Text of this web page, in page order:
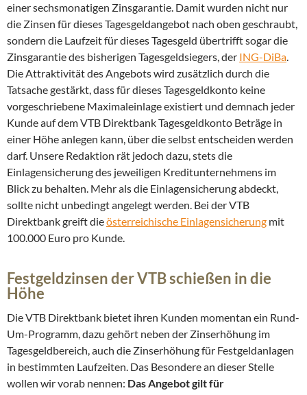
einer sechsmonatigen Zinsgarantie. Damit wurden nicht nur
die Zinsen für dieses Tagesgeldangebot nach oben geschraubt,
sondern die Laufzeit für dieses Tagesgeld übertrifft sogar die
Zinsgarantie des bisherigen Tagesgeldsiegers, der ING-DiBa.
Die Attraktivität des Angebots wird zusätzlich durch die
Tatsache gestärkt, dass für dieses Tagesgeldkonto keine
vorgeschriebene Maximaleinlage existiert und demnach jeder
Kunde auf dem VTB Direktbank Tagesgeldkonto Beträge in
einer Höhe anlegen kann, über die selbst entscheiden werden
darf. Unsere Redaktion rät jedoch dazu, stets die
Einlagensicherung des jeweiligen Kreditunternehmens im
Blick zu behalten. Mehr als die Einlagensicherung abdeckt,
sollte nicht unbedingt angelegt werden. Bei der VTB
Direktbank greift dieösterreichische Einlagensicherung mit
100.000 Euro pro Kunde.
Festgeldzinsen der VTB schießen in die
Höhe
Die VTB Direktbank bietet ihren Kunden momentan ein Rund-
Um-Programm, dazu gehört neben der Zinserhöhung im
Tagesgeldbereich, auch die Zinserhöhung für Festgeldanlagen
in bestimmten Laufzeiten. Das Besondere an dieser Stelle
wollen wir vorab nennen: Das Angebot gilt für